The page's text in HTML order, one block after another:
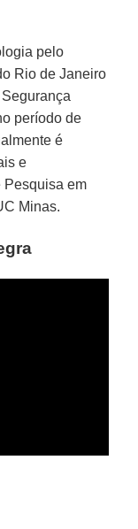
pelo
Rio de Janeiro
período de
é
e
Pesquisa em
Minas.